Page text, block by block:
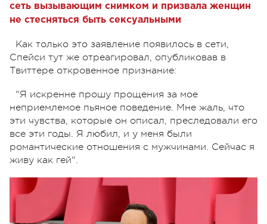
сеть вызывающим снимком и призвала женщин
не стесняться быть сексуальными
Как только это заявление появилось в сети,
Спейси тут же отреагировал, опубликовав в
Твиттере откровенное признание:
"Я искренне прошу прощения за мое
неприемлемое пьяное поведение. Мне жаль, что
эти чувства, которые он описал, преследовали его
все эти годы. Я любил, и у меня были
романтические отношения с мужчинами. Сейчас я
живу как гей".